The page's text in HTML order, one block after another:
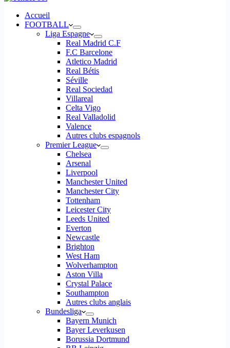
Accueil
FOOTBALL
Liga Espagne
Real Madrid C.F
F.C Barcelone
Atletico Madrid
Real Bétis
Séville
Real Sociedad
Villareal
Celta Vigo
Real Valladolid
Valence
Autres clubs espagnols
Premier League
Chelsea
Arsenal
Liverpool
Manchester United
Manchester City
Tottenham
Leicester City
Leeds United
Everton
Newcastle
Brighton
West Ham
Wolverhampton
Aston Villa
Crystal Palace
Southampton
Autres clubs anglais
Bundesliga
Bayern Munich
Bayer Leverkusen
Borussia Dortmund